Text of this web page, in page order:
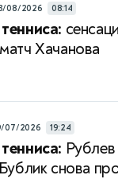
08/2026 08:14
Хачанова
07/2026 19:24
снова